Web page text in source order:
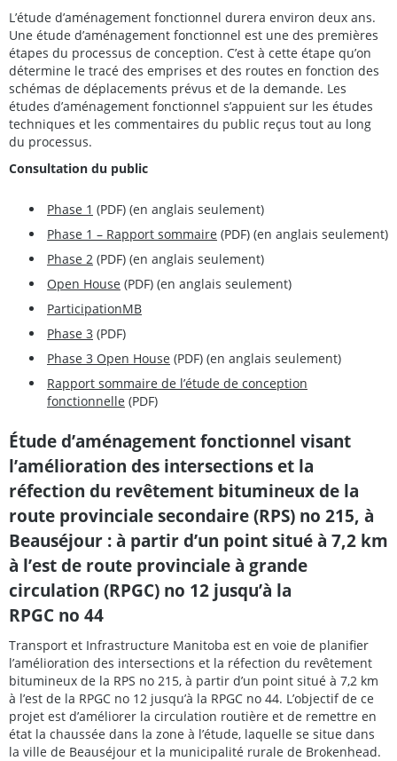
L’étude d’aménagement fonctionnel durera environ deux ans.
Une étude d’aménagement fonctionnel est une des premières
étapes du processus de conception. C’est à cette étape qu’on
détermine le tracé des emprises et des routes en fonction des
schémas de déplacements prévus et de la demande. Les
études d’aménagement fonctionnel s’appuient sur les études
techniques et les commentaires du public reçus tout au long
du processus.
Consultation du public
Phase 1 (PDF) (en anglais seulement)
Phase 1 – Rapport sommaire (PDF) (en anglais seulement)
Phase 2 (PDF) (en anglais seulement)
Open House (PDF) (en anglais seulement)
ParticipationMB
Phase 3 (PDF)
Phase 3 Open House (PDF) (en anglais seulement)
Rapport sommaire de l’étude de conception
fonctionnelle (PDF)
Étude d’aménagement fonctionnel visant
l’amélioration des intersections et la
réfection du revêtement bitumineux de la
route provinciale secondaire (RPS) no 215, à
Beauséjour : à partir d’un point situé à 7,2 km
à l’est de route provinciale à grande
circulation (RPGC) no 12 jusqu’à la
RPGC no 44
Transport et Infrastructure Manitoba est en voie de planifier
l’amélioration des intersections et la réfection du revêtement
bitumineux de la RPS no 215, à partir d’un point situé à 7,2 km
à l’est de la RPGC no 12 jusqu’à la RPGC no 44. L’objectif de ce
projet est d’améliorer la circulation routière et de remettre en
état la chaussée dans la zone à l’étude, laquelle se situe dans
la ville de Beauséjour et la municipalité rurale de Brokenhead.